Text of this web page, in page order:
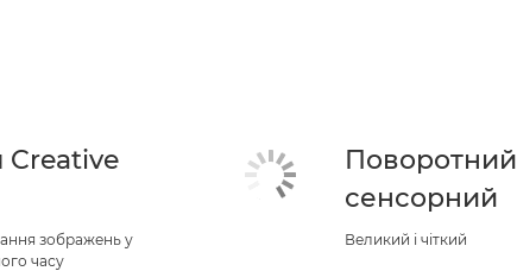
Creative
зображень у
часу
Поворотний
сенсорний
Великий і чіткий